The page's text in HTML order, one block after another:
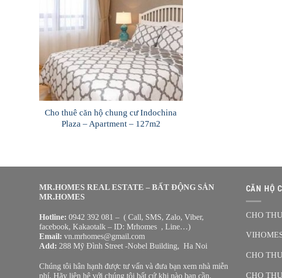
Cho thuê căn hộ chung cư Indochina
Plaza – Apartment – 127m2
MR.HOMES REAL ESTATE – BẤT ĐỘNG SẢN
MR.HOMES
Hotline: 0942 392 081 – ( Call, SMS, Zalo, Viber,
facebook, Kakaotalk – ID: Mrhomes , Line…)
Email: vn.mrhomes@gmail.com
Add: 288 Mỹ Đình Street -Nobel Building, Ha Noi
Chúng tôi hân hạnh được tư vấn và đưa bạn xem nhà miễn
phí. Hãy liên hệ với chúng tôi bất cứ khi nào bạn cần.
CĂN HỘ
CHO
CHO
CHO